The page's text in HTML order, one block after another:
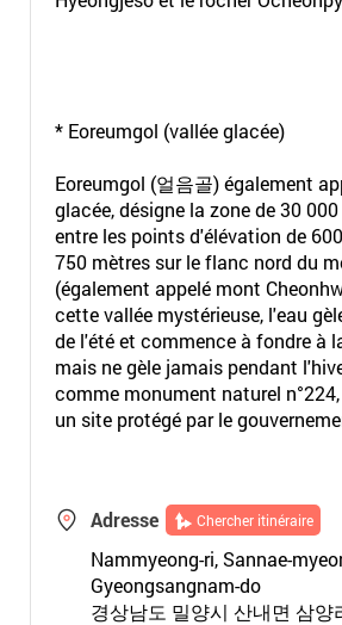
* Eoreumgol (vallée glacée)
Eoreumgol (얼음골) également
glacée, désigne la zone de 30
entre les points d'élévation de
750 mètres sur le flanc nord du
(également appelé mont
cette vallée mystérieuse, l'eau
de l'été et commence à fondre à
mais ne gèle jamais pendant
comme monument naturel
un site protégé par le
Adresse Chercher itinéraire
Nammyeong-ri, Sannae-
Gyeongsangnam-do
경상남도 밀양시 산내면 삼양